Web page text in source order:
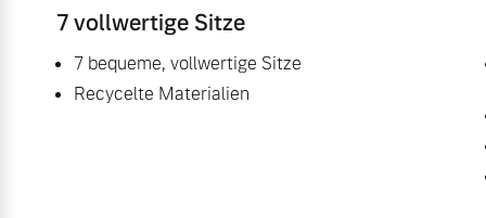
7 vollwertige Sitze
7 bequeme, vollwertige Sitze
Recycelte Materialien